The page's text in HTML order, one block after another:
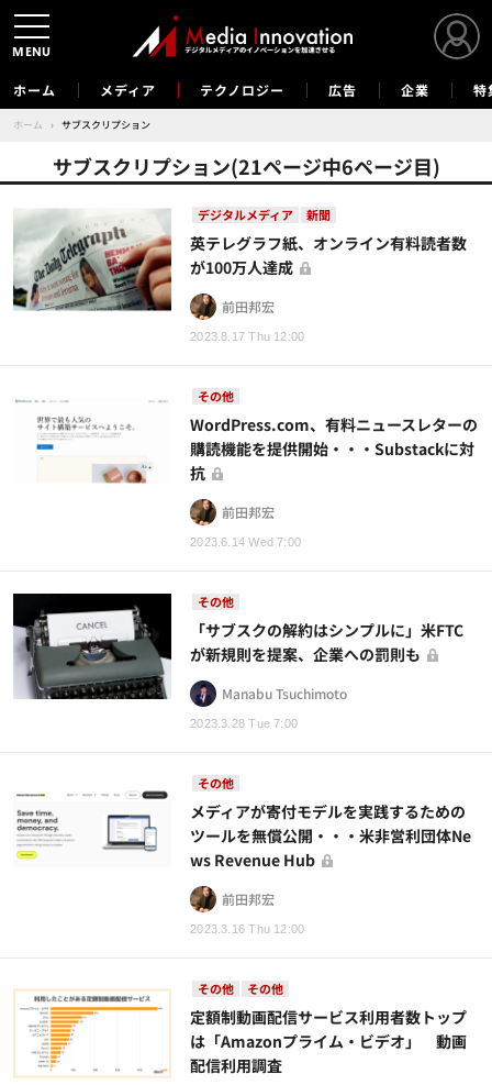
ホーム メディア テクノロジー 広告 企業 特
ホーム › サブスクリプション
サブスクリプション(21ページ中6ページ目)
デジタルメディア 新聞
2023.8.17 Thu 12:00
英テレグラフ紙、オンライン有料読者数
が100万人達成
前田邦宏
その他
2023.6.14 Wed 7:00
WordPress.com、有料ニュースレターの
購読機能を提供開始・・・Substackに対
抗
前田邦宏
その他
2023.3.28 Tue 7:00
「サブスクの解約はシンプルに」米FTC
が新規則を提案、企業への罰則も
Manabu Tsuchimoto
その他
2023.3.16 Thu 12:00
メディアが寄付モデルを実践するための
ツールを無償公開・・・米非営利団体Ne
ws Revenue Hub
前田邦宏
その他 その他
定額制動画配信サービス利用者数トップ
は「Amazonプライム・ビデオ」 動画
配信利用調査
MENU